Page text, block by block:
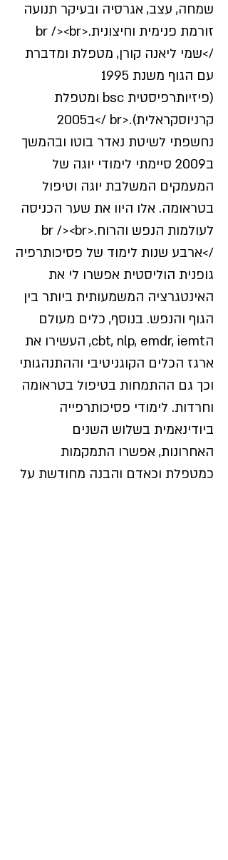
שמחה, עצב, אגרסיה ובעיקר תנועה
זורמת פנימית וחיצונית.<br /><br
/>שמי ליאנה קורן, מטפלת ומדברת
עם הגוף משנת 1995
(פיזיותרפיסטית bsc ומטפלת
קרניוסקראלית).<br />ב2005
נחשפתי לשיטת נאדר בוטו ובהמשך
ב2009 סיימתי לימודי יוגה של
המעמקים המשלבת יוגה וטיפול
בטראומה. אלו היוו את שער הכניסה
לעולמות הנפש והרוח.<br /><br
/>ארבע שנות לימוד של פסיכותרפיה
גופנית הוליסטית אפשרו לי את
האינטגרציה המשמעותית ביותר בין
הגוף והנפש. בנוסף, כלים מעולם
הcbt, nlp, emdr, iemt, העשירו את
ארגז הכלים הקוגניטיבי וההתנהגותי
וכך גם ההתמחות בטיפול בטראומה
וחרדות. לימודי פסיכותרפייה
ביודינאמית בשלוש השנים
האחרונות, אפשרו התמקמות
כמטפלת וכאדם והבנה מחודשת על